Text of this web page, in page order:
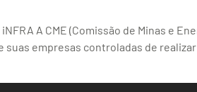
A CME (Comissão de Minas e
empresas controladas de